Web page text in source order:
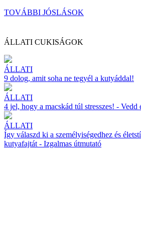
TOVÁBBI JÓSLÁSOK
ÁLLATI CUKISÁGOK
ÁLLATI
9 dolog, amit soha ne tegyél a kutyáddal!
ÁLLATI
4 jel, hogy a macskád túl stresszes! - Vedd
ÁLLATI
Így válaszd ki a személyiségedhez és
kutyafajtát - Izgalmas útmutató